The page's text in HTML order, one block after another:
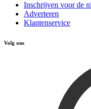
Inschrijven voor de
Adverteren
Klantenservice
Volg ons